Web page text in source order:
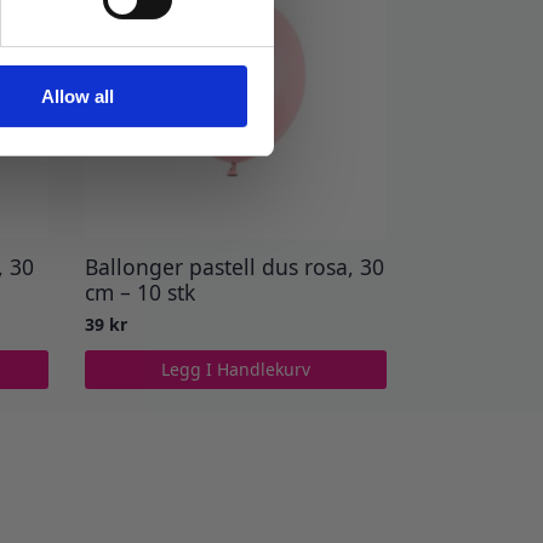
Allow all
30
Ballonger pastell dus rosa, 30
cm – 10 stk
39 kr
Legg I Handlekurv